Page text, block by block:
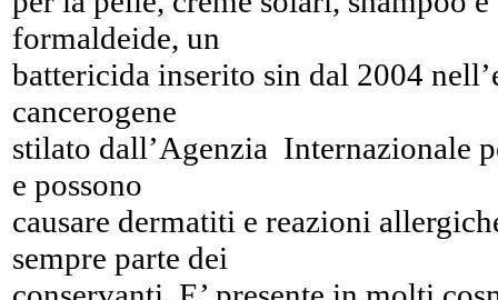
formaldeide, un
battericida inserito sin dal 2004
cancerogene
stilato dall’Agenzia Internazionale
e possono
causare dermatiti e reazioni
sempre parte dei